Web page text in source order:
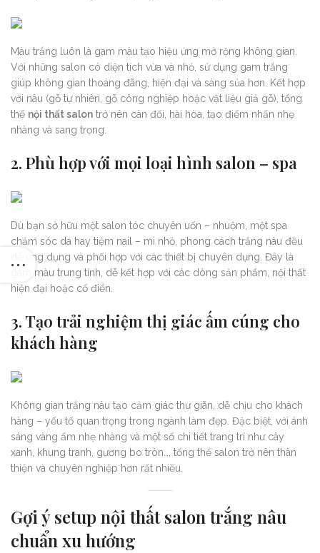
Màu trắng luôn là gam màu tạo hiệu ứng mở rộng không gian.
Với những salon có diện tích vừa và nhỏ, sử dụng gam trắng
giúp không gian thoáng đãng, hiện đại và sáng sủa hơn. Kết hợp
với nâu (gỗ tự nhiên, gỗ công nghiệp hoặc vật liệu giả gỗ), tổng
thể nội thất salon trở nên cân đối, hài hòa, tạo điểm nhấn nhẹ
nhàng và sang trọng.
2. Phù hợp với mọi loại hình salon – spa
Dù bạn sở hữu một salon tóc chuyên uốn – nhuộm, một spa
chăm sóc da hay tiệm nail – mi nhỏ, phong cách trắng nâu đều
dễ ứng dụng và phối hợp với các thiết bị chuyên dụng. Đây là
gam màu trung tính, dễ kết hợp với các dòng sản phẩm, nội thất
hiện đại hoặc cổ điển.
3. Tạo trải nghiệm thị giác ấm cúng cho
khách hàng
Không gian trắng nâu tạo cảm giác thư giãn, dễ chịu cho khách
hàng – yếu tố quan trọng trong ngành làm đẹp. Đặc biệt, với ánh
sáng vàng ấm nhẹ nhàng và một số chi tiết trang trí như cây
xanh, khung tranh, gương bo tròn…, tổng thể salon trở nên thân
thiện và chuyên nghiệp hơn rất nhiều.
Gợi ý setup nội thất salon trắng nâu
chuẩn xu hướng